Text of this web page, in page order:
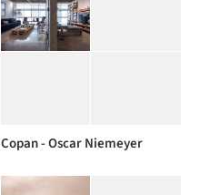
Copan - Oscar Niemeyer